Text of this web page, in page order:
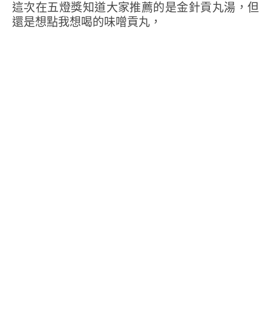
這次在五燈獎知道大家推薦的是金針貢丸湯，但
還是想點我想喝的味噌貢丸，